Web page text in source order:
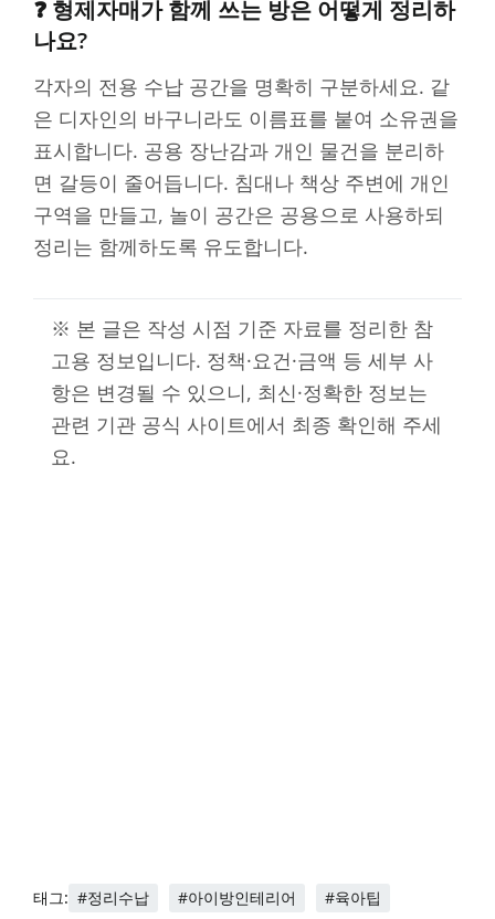
❓ 형제자매가 함께 쓰는 방은 어떻게 정리하
나요?
각자의 전용 수납 공간을 명확히 구분하세요. 같
은 디자인의 바구니라도 이름표를 붙여 소유권을
표시합니다. 공용 장난감과 개인 물건을 분리하
면 갈등이 줄어듭니다. 침대나 책상 주변에 개인
구역을 만들고, 놀이 공간은 공용으로 사용하되
정리는 함께하도록 유도합니다.
※ 본 글은 작성 시점 기준 자료를 정리한 참
고용 정보입니다. 정책·요건·금액 등 세부 사
항은 변경될 수 있으니, 최신·정확한 정보는
관련 기관 공식 사이트에서 최종 확인해 주세
요.
태그: #정리수납 #아이방인테리어 #육아팁